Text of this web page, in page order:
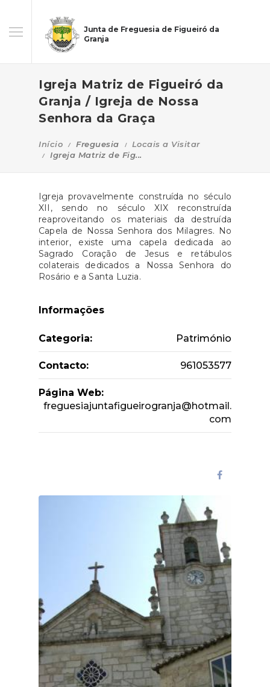
Junta de Freguesia de Figueiró da
Granja
Igreja Matriz de Figueiró da
Granja / Igreja de Nossa
Senhora da Graça
Início Freguesia
Locais a Visitar
Igreja Matriz de Fig...
Igreja provavelmente construída no século
XII, sendo no século XIX reconstruída
reaproveitando os materiais da destruída
Capela de Nossa Senhora dos Milagres. No
interior, existe uma capela dedicada ao
Sagrado Coração de Jesus e retábulos
colaterais dedicados a Nossa Senhora do
Rosário e a Santa Luzia.
Informações
Categoria: Património
Contacto: 961053577
Página Web:
freguesiajuntafigueirogranja@hotmail.
com